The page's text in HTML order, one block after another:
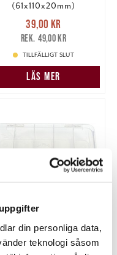
din personliga data,
teknologi såsom
(61x110x20mm)
Nuvarande pris
39,00 krTidigare pris
49,00 kr
39,00 kr
49,00 kr
TILLFÄLLIGT SLUT
LÄS MER
MYRAN
MYRAN ASK 2000